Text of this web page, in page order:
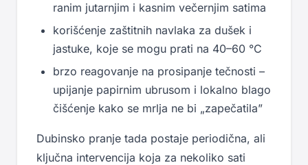
ranim jutarnjim i kasnim večernjim satima
korišćenje zaštitnih navlaka za dušek i
jastuke, koje se mogu prati na 40–60 °C
brzo reagovanje na prosipanje tečnosti –
upijanje papirnim ubrusom i lokalno blago
čišćenje kako se mrlja ne bi „zapečatila”
Dubinsko pranje tada postaje periodična, ali
ključna intervencija koja za nekoliko sati